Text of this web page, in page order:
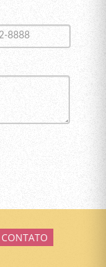
CONTATO